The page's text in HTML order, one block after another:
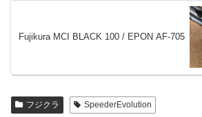
Fujikura MCI BLACK 100 / EPON AF-705
フジクラ SpeederEvolution